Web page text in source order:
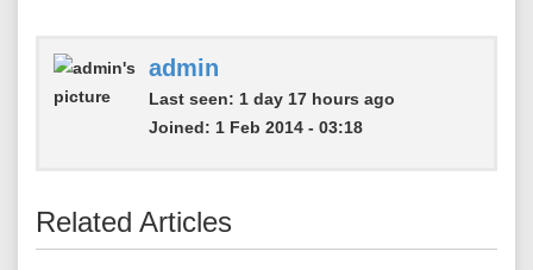
admin
Last seen: 1 day 17 hours ago
Joined: 1 Feb 2014 - 03:18
Related Articles